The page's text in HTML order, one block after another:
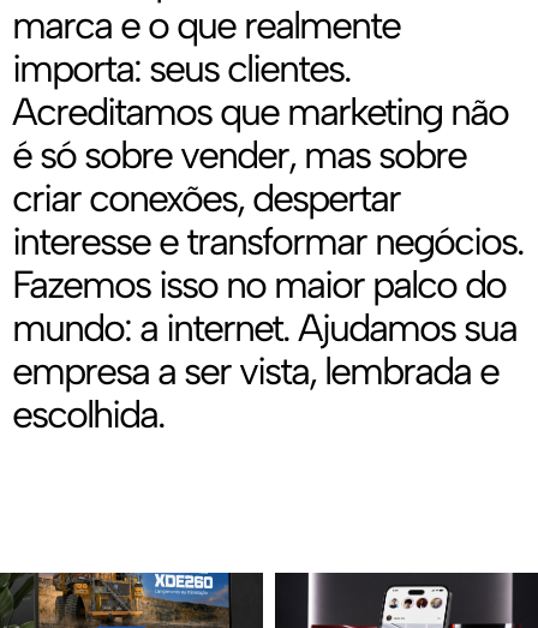
marca e o que realmente
importa: seus clientes.
Acreditamos que marketing não
é só sobre vender, mas sobre
criar conexões, despertar
interesse e transformar negócios.
Fazemos isso no maior palco do
mundo: a internet. Ajudamos sua
empresa a ser vista, lembrada e
escolhida.